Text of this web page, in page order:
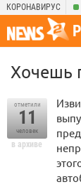
КОРОНАВИРУС
Хочешь
отметили
11
человек
в архиве